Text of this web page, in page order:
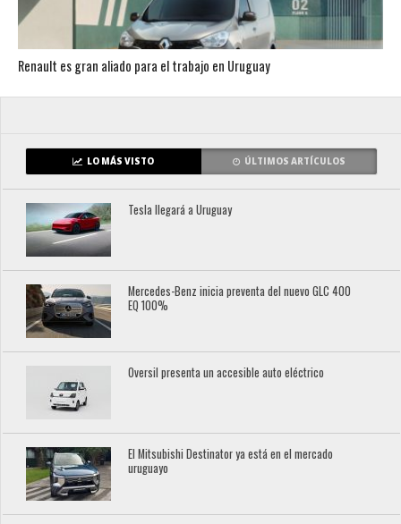
Renault es gran aliado para el trabajo en Uruguay
LO MÁS VISTO ÚLTIMOS ARTÍCULOS
Tesla llegará a Uruguay
Mercedes-Benz inicia preventa del nuevo GLC 400
EQ 100%
Oversil presenta un accesible auto eléctrico
El Mitsubishi Destinator ya está en el mercado
uruguayo